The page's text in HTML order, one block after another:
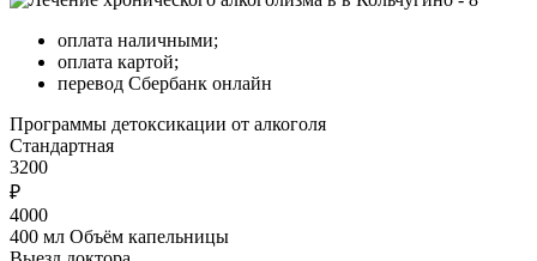
оплата наличными;
оплата картой;
перевод Сбербанк онлайн
Программы детоксикации от алкоголя
Стандартная
3200
₽
4000
400 мл Объём капельницы